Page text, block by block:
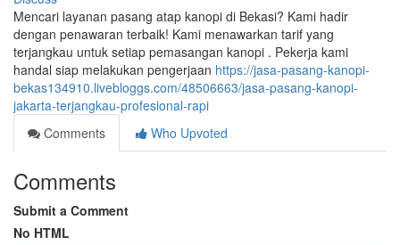
Mencari layanan pasang atap kanopi di Bekasi? Kami hadir
dengan penawaran terbaik! Kami menawarkan tarif yang
terjangkau untuk setiap pemasangan kanopi . Pekerja kami
handal siap melakukan pengerjaan https://jasa-pasang-kanopi-
bekas134910.livebloggs.com/48506663/jasa-pasang-kanopi-
jakarta-terjangkau-profesional-rapi
Comments
Who Upvoted
Comments
Submit a Comment
No HTML